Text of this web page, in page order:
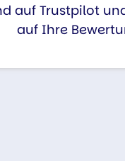
auf Trustpilot
auf Ihre